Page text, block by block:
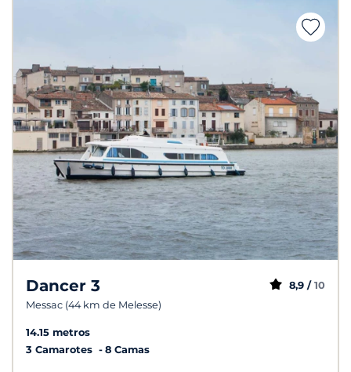
Dancer 3
Messac (44 km de Melesse)
8,9 / 10
14.15 metros
3 Camarotes
8 Camas